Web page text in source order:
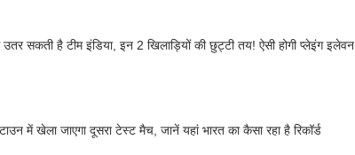
सकती है टीम इंडिया, इन 2 खिलाड़ियों की छुट्टी तय! ऐसी होगी प्लेइंग इलेवन
में खेला जाएगा दूसरा टेस्ट मैच, जानें यहां भारत का कैसा रहा है रिकॉर्ड